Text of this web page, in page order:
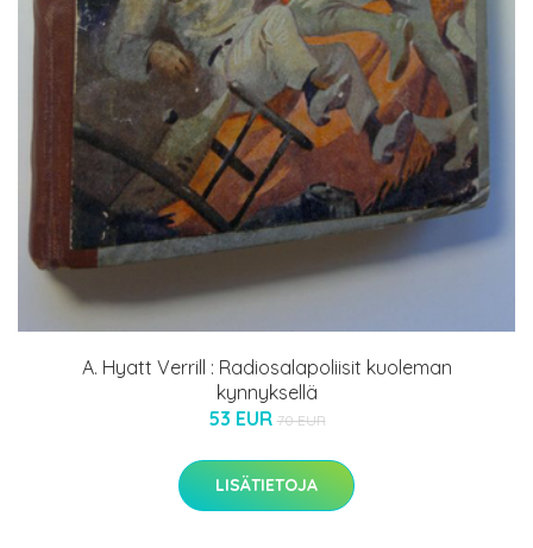
A. Hyatt Verrill : Radiosalapoliisit kuoleman
kynnyksellä
53 EUR 70 EUR
LISÄTIETOJA